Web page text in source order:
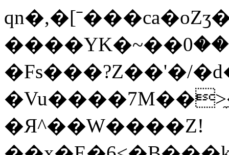
����YK�~��ݑ%��0i��ّKo7��fY2Jcdw��u��ir�8�#�B/
�Fs���?Z��'�/
�Я^��W����Z!